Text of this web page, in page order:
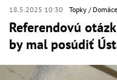
18.5.2025 10:30 Topky Domáce
Referendovú
by mal posúdiť